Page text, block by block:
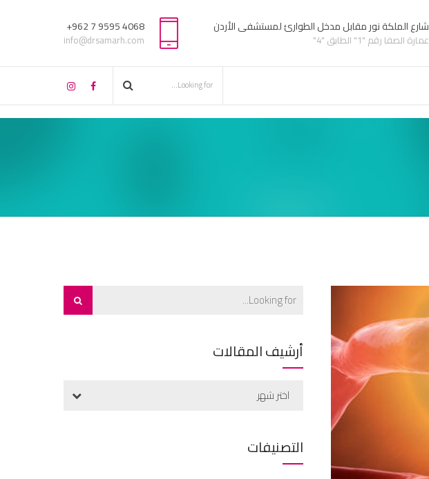
شارع الملكة نور مقابل مدخل الطوارئ لمستشفى الأردن
عمارة الصفا رقم "1" الطابق "4"
4068 9595 7 962+
info@drsamarh.com
أرشيف المقالات
اختر شهر
التصنيفات